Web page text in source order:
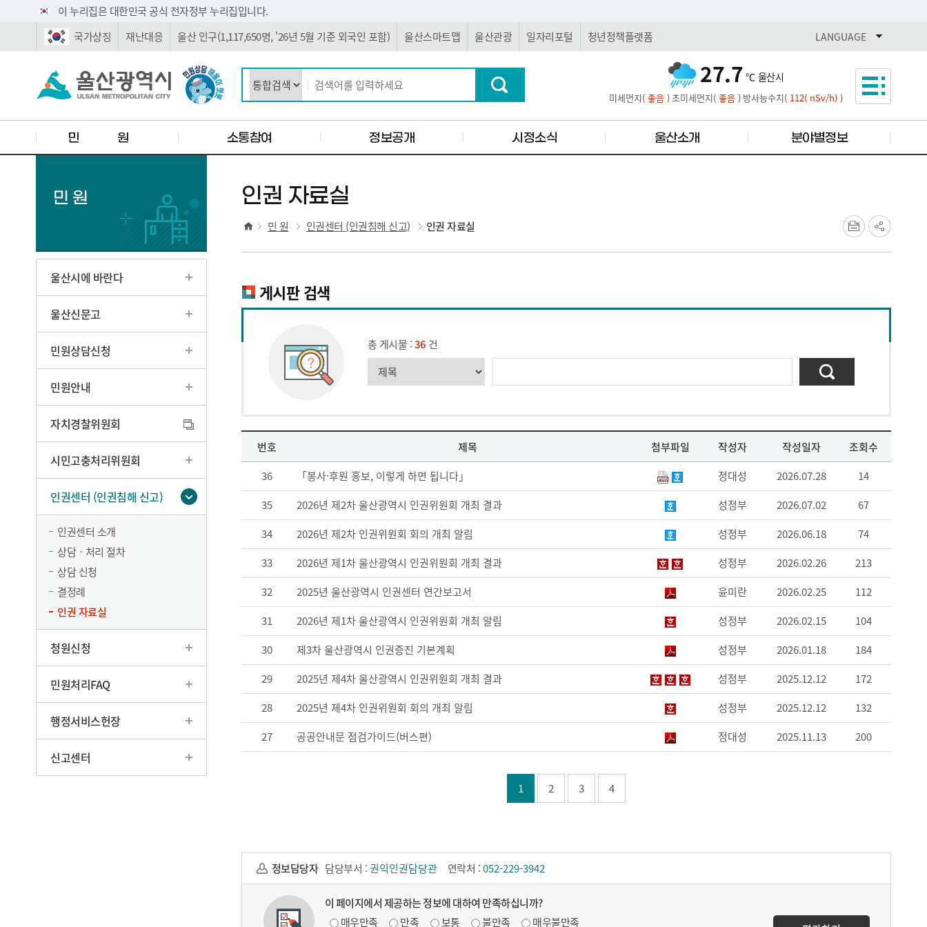
주요 메뉴로 건너뛰기
본문으로가기이 누리집은 대한민국 공식 전자정부 누리집입니다.
국가상징
재난대응 울산 인구(1,117,650명, '26년 5월 기준 외국인 포함) 울산스마트맵 울산관광 일자리포털 청년정책플랫폼 LANGUAGE열기
27.7 ℃ 울산시
미세먼지( 좋음 )초미세먼지( 좋음 ) 방사능수치( 112( nSv/h) )
민 원 소통참여 정보공개 시정소식 울산소개 분야별정보
민 원
울산시에 바란다
울산신문고
민원상담신청
민원안내
자치경찰위원회
시민고충처리위원회
인권센터 (인권침해 신고)
인권센터 소개
상담ㆍ처리 절차
상담 신청
결정례
인권 자료실
청원신청
민원처리FAQ
행정서비스헌장
신고센터
인권 자료실
민 원 인권센터 (인권침해 신고) 인권 자료실
게시판 검색
총 게시물 :36 건
번호 제목 첨부파일 작성자 작성일자
조회수
36
「봉사·후원 홍보, 이렇게 하면 됩니다」 정대성 2026.07.28
14
35
2026년 제2차 울산광역시 인권위원회 개최 결과 성정부 2026.07.02
67
34
2026년 제2차 인권위원회 회의 개최 알림 성정부 2026.06.18
74
33
2026년 제1차 울산광역시 인권위원회 개최 결과 성정부 2026.02.26
213
32
2025년 울산광역시 인권센터 연간보고서 윤미란 2026.02.25
112
31
2026년 제1차 울산광역시 인권위원회 개최 알림 성정부 2026.02.15
104
30
제3차 울산광역시 인권증진 기본계획 성정부 2026.01.18
184
29
2025년 제4차 울산광역시 인권위원회 개최 결과 성정부 2025.12.12
172
28
2025년 제4차 인권위원회 회의 개최 알림 성정부 2025.12.12
132
27
공공안내문 점검가이드(버스편) 정대성 2025.11.13 200
1 2 3 4
정보담당자 담당부서 :권익인권담당관 연락처 :052-229-3942
이 페이지에서 제공하는 정보에 대하여 만족하십니까?
매우만족
만족 보통 불만족 매우불만족